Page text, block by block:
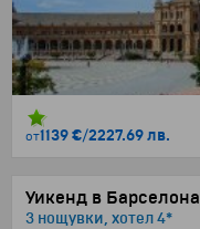
от1139 €/2227.69 лв.
Уикенд в Барселона
3 нощувки, хотел 4*